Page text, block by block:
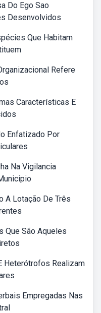
Do Ego Sao
Desenvolvidos
Que Habitam
Refere
Características E
Enfatizado Por
Na Vigilancia
A Lotação De Três
Que São Aqueles
Heterótrofos Realizam
Empregadas Nas